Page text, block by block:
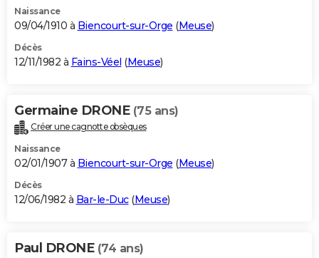
Naissance
09/04/1910 à Biencourt-sur-Orge (Meuse)
Décès
12/11/1982 à Fains-Véel (Meuse)
Germaine DRONE (75 ans)
Créer une cagnotte obsèques
Naissance
02/01/1907 à Biencourt-sur-Orge (Meuse)
Décès
12/06/1982 à Bar-le-Duc(Meuse)
Paul DRONE (74 ans)